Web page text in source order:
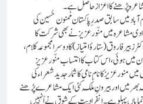
مشاعرہ پڑھنے کا اعزاز حاصل ہے۔
صدر، اسلام آباد میں سابق صدر ِ پاکستان ممنون حُسین کی
مشاعرہ میں منّور عزیز نے بھی شرکت کا
فاروق (ستارۂ امتیاز) کا دوسرا مجموعہ کلام،
میں ہوئی، اس کتاب کا انتساب منّورعزیز
کا نام ِ نامی کا شمار جدید شعراء کی
میں اور بیرونِ مُلک کئی ایک مشاعرے پڑھنے